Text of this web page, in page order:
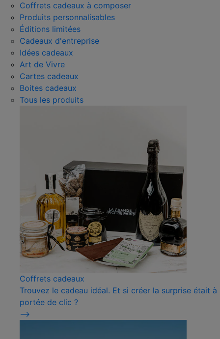
Coffrets cadeaux à composer
Produits personnalisables
Éditions limitées
Cadeaux d'entreprise
Idées cadeaux
Art de Vivre
Cartes cadeaux
Boites cadeaux
Tous les produits
Coffrets cadeaux
Trouvez le cadeau idéal. Et si créer la surprise était à
portée de clic ?
⟶